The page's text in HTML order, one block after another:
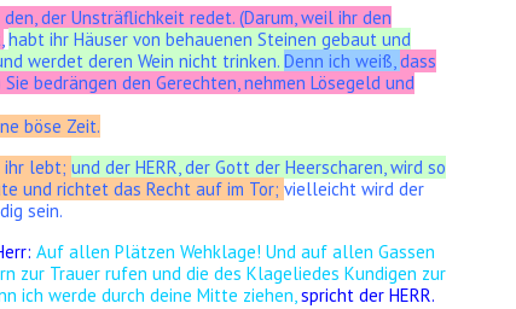
der Unsträflichkeit redet. (Darum, weil ihr den
habt ihr Häuser von behauenen Steinen gebaut und
werdet deren Wein nicht trinken. Denn ich weiß,dass
bedrängen den Gerechten, nehmen Lösegeld und
böse Zeit.
ihr lebt;und der HERR, der Gott der Heerscharen, wird so
und richtet das Recht auf im Tor;vielleicht wird der
sein.
Auf allen Plätzen Wehklage! Und auf allen Gassen
zur Trauer rufen und die des Klageliedes Kundigen zur
ich werde durch deine Mitte ziehen, spricht der HERR.